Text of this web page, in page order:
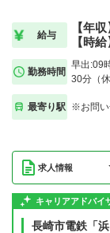
給与
【年
【時
勤務時間
早出:09
30分（
最寄り駅 ※お問い
求人情報
キャリアアドバイ
長崎市電鉄「